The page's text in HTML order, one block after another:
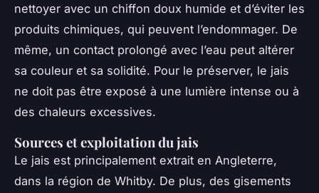
nettoyer avec un chiffon doux humide et d’éviter les
produits chimiques, qui peuvent l’endommager. De
même, un contact prolongé avec l’eau peut altérer
sa couleur et sa solidité. Pour le préserver, le jais
ne doit pas être exposé à une lumière intense ou à
des chaleurs excessives.
Sources et exploitation du jais
Le jais est principalement extrait en Angleterre,
dans la région de Whitby. De plus, des gisements